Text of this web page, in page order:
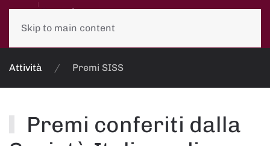
Skip to main content
Attività Premi SISS
Premi conferiti dalla